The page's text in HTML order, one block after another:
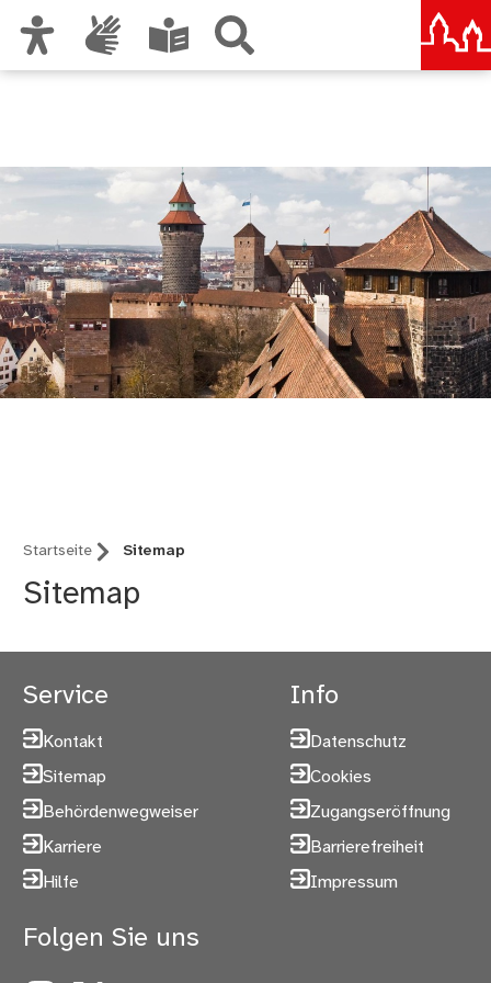
Startseite Sitemap
Sitemap
Service
Kontakt
Sitemap
Behördenwegweiser
Karriere
Hilfe
Info
Datenschutz
Cookies
Zugangseröffnung
Barrierefreiheit
Impressum
Folgen Sie uns